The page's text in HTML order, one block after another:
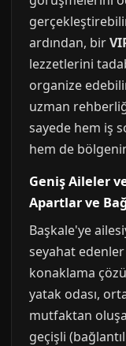
ardından, bir
lezzetlerini
organize
uzman
sayede hem iş
hem de
Geniş Aileler
Apartlar ve
Başkale'ye
seyahat
konaklama
yatak odası,
mutfaktan
geçişli